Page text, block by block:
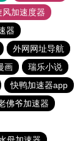
风加速度器
器
外网网址导航
画
瑞乐小说
快鸭加速器app
佛爷加速器